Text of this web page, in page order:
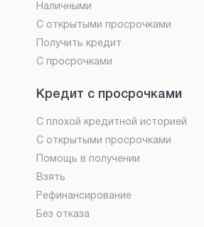
Наличными
С открытыми просрочками
Получить кредит
С просрочками
Кредит с просрочками
С плохой кредитной историей
С открытыми просрочками
Помощь в получении
Взять
Рефинансирование
Без отказа